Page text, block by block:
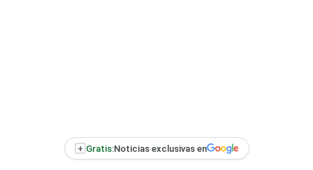
+ Gratis:Noticias exclusivas en